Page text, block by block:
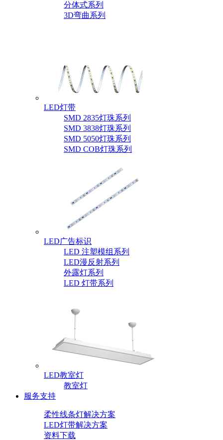
分体式系列
3D弯曲系列
LED灯带
SMD 2835灯珠系列
SMD 3838灯珠系列
SMD 5050灯珠系列
SMD COB灯珠系列
LED广告标识
LED 注塑模组系列
LED漫反射系列
外露灯系列
LED 灯带系列
LED教室灯
教室灯
服务支持
柔性线条灯解决方案
LED灯带解决方案
资料下载